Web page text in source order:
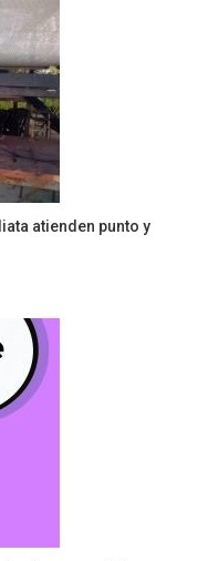
atienden punto y